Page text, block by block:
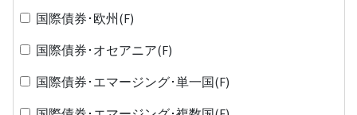
国際債券･欧州(F)
国際債券･オセアニア(F)
国際債券･エマージング･単一国(F)